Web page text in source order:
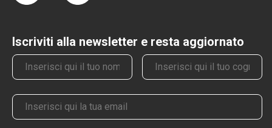
Iscriviti alla newsletter e resta aggiornato
Nome Cognome
Email